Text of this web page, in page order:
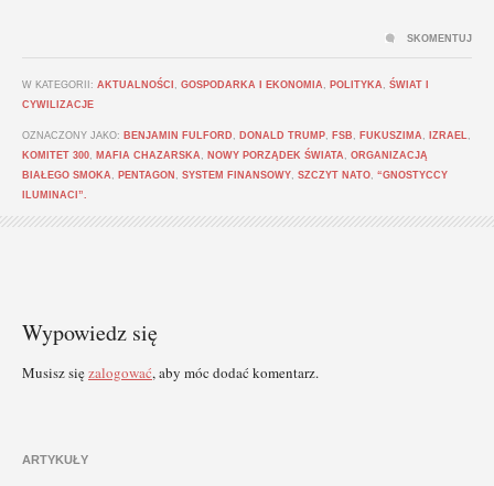
W KATEGORII: AKTUALNOŚCI GOSPODARKA I EKONOMIA POLITYKA
ŚWIAT I
CYWILIZACJE
OZNACZONY JAKO: BENJAMIN FULFORD DONALD TRUMP FSB FUKUSZIMA IZRAEL
KOMITET 300
MAFIA CHAZARSKA NOWY PORZĄDEK ŚWIATA
ORGANIZACJĄ
BIAŁEGO SMOKA
PENTAGON SYSTEM FINANSOWY SZCZYT NATO “GNOSTYCCY
ILUMINACI”.
SKOMENTUJ
Wypowiedz się
Musisz sięzalogować, aby móc dodać komentarz.
ARTYKUŁY